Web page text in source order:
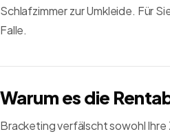
Schlafzimmer zur Umkleide. Für
Falle.
Warum es die
Bracketing verfälscht sowohl Ihre